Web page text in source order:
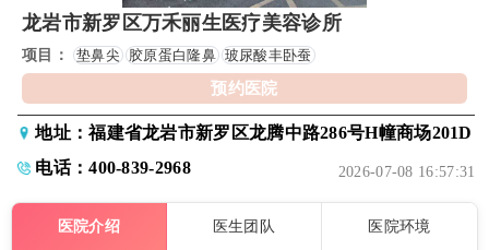
龙岩市新罗区万禾丽生医疗美容诊所
项目： 垫鼻尖 胶原蛋白隆鼻 玻尿酸丰卧蚕
预约医院
地址：福建省龙岩市新罗区龙腾中路286号H幢商场201D
电话：400-839-2968
2026-07-08 16:57:31
医院介绍 医生团队 医院环境